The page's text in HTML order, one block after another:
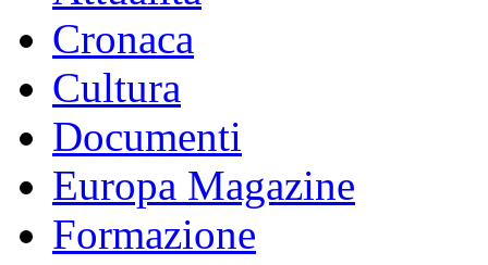
Cronaca
Cultura
Documenti
Europa Magazine
Formazione